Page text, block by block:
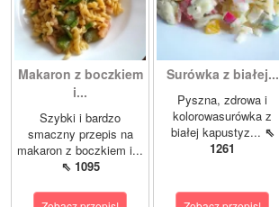
Makaron z boczkiem
i...
Szybki i bardzo
smaczny przepis na
makaron z boczkiem i...
⇖ 1095
Surówka z białej...
Pyszna, zdrowa i
kolorowasurówka z
białej kapustyz... ⇖
1261